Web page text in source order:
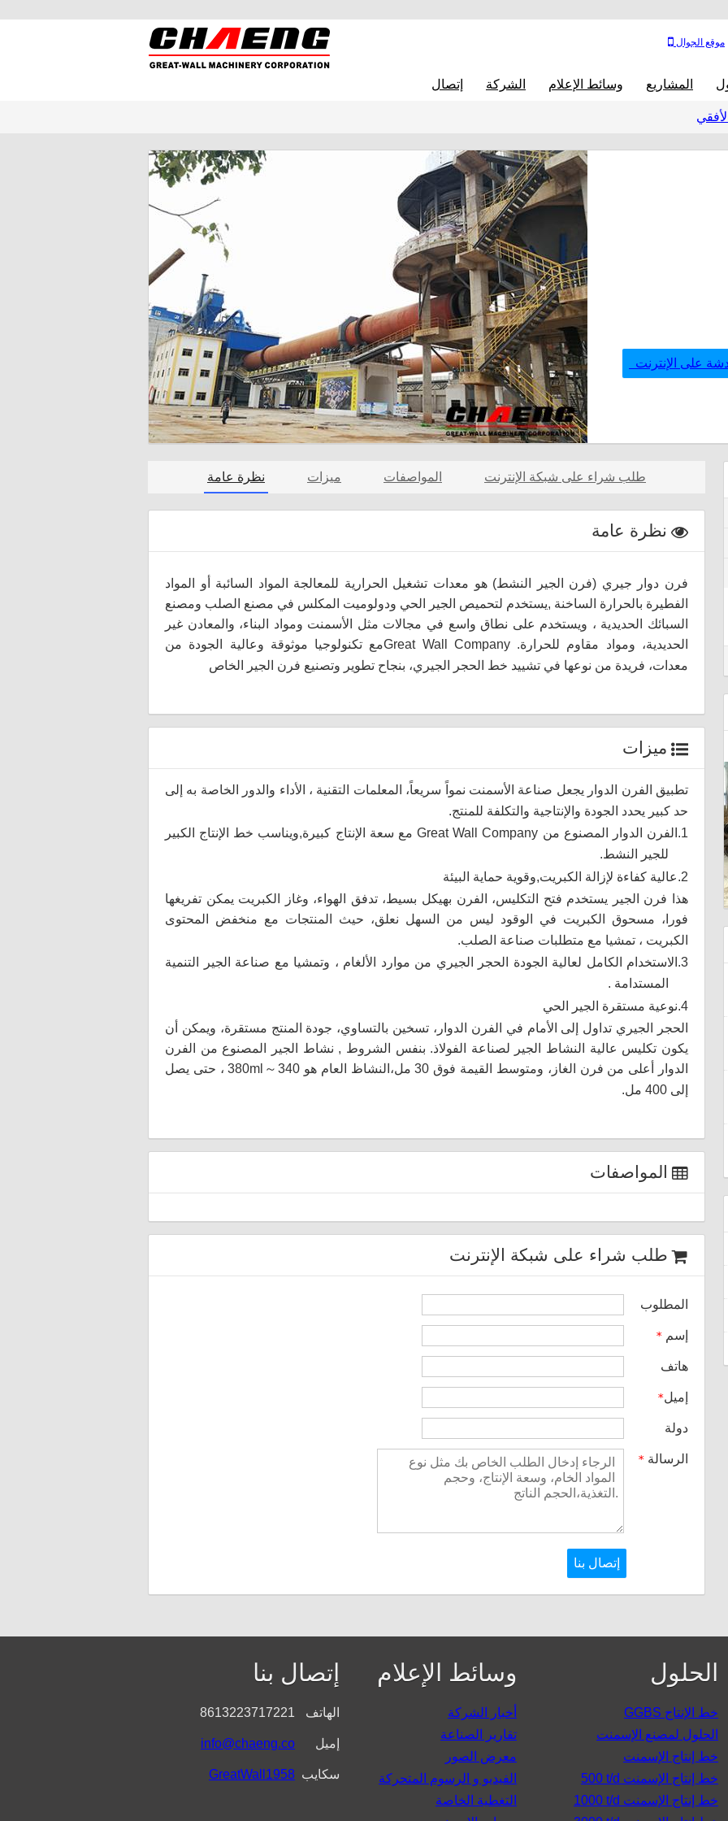
المشاريع وسائط الإعلام الشركة إتصال
موقع الجوال
على الإنترنت
نظرة عامة ميزات المواصفات طلب شراء على شبكة الإنترنت
نظرة عامة
فرن دوار جيري (فرن الجير النشط) هو معدات تشغيل الحرارية للمعالجة المواد السائبة أو المواد
الفطيرة بالحرارة الساخنة ,يستخدم لتحميص الجير الحي ودولوميت المكلس في مصنع الصلب ومصنع
السبائك الحديدية ، ويستخدم على نطاق واسع في مجالات مثل الأسمنت ومواد البناء، والمعادن غير
الحديدية، ومواد مقاوم للحرارة.Great Wall Companyمع تكنولوجيا موثوقة وعالية الجودة من
معدات، فريدة من نوعها في تشييد خط الحجر الجيري، بنجاح تطوير وتصنيع فرن الجير الخاص
ميزات
تطبيق الفرن الدوار يجعل صناعة الأسمنت نمواً سريعاً، المعلمات التقنية ، الأداء والدور الخاصة به إلى
حد كبير يحدد الجودة والإنتاجية والتكلفة للمنتج.
1. الفرن الدوار المصنوع من Great Wall Companyمع سعة الإنتاج كبيرة,ويناسب خط الإنتاج الكبير
للجير النشط.
2. عالية كفاءة لإزالة الكبريت,وقوية حماية البيئة
هذا فرن الجير يستخدم فتح التكليس، الفرن بهيكل بسيط، تدفق الهواء، وغاز الكبريت يمكن تفريغها
فورا، مسحوق الكبريت في الوقود ليس من السهل نعلق، حيث المنتجات مع منخفض المحتوى
الكبريت ، تمشيا مع متطلبات صناعة الصلب.
3. الاستخدام الكامل لعالية الجودة الحجر الجيري من موارد الألغام ، وتمشيا مع صناعة الجير التنمية
المستدامة .
4. نوعية مستقرة الجير الحي
الحجر الجيري تداول إلى الأمام في الفرن الدوار، تسخين بالتساوي، جودة المنتج مستقرة، ويمكن أن
يكون تكليس عالية النشاط الجير لصناعة الفولاذ. بنفس الشروط , نشاط الجير المصنوع من الفرن
الدوار أعلى من فرن الغاز، ومتوسط القيمة فوق 30 مل،النشاظ العام هو
340
～
380ml ، حتى يصل
إلى 400 مل.
المواصفات
طلب شراء على شبكة الإنترنت
المطلوب
* إسم
هاتف
*إميل
دولة
* الرسالة
درفلة الطحن للمطحنة العمودية
الحلول
GGBS خط الإنتاج
الحلول لمصنع الإسمنت
خط إنتاج الإسمنت
500 t/d خط إنتاج الإسمنت
1000 t/d خط إنتاج الإسمنت
وسائط الإعلام
أخبار الشركة
تقارير الصناعة
معرض الصور
الفيديو و الرسوم المتحركة
التغطية الخاصة
إتصال بنا
الهاتف 8613223717221
إميل info@chaeng.co
سكايب GreatWall1958